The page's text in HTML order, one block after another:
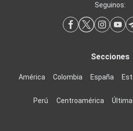
Seguinos:
Secciones
América Colombia España
Perú Centroamérica